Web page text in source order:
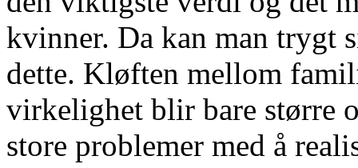
kvinner. Da kan man trygt
dette. Kløften mellom
virkelighet blir bare større
store problemer med å